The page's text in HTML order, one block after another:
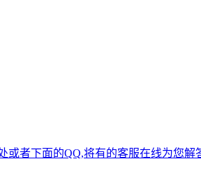
或者下面的QQ,将有的客服在线为您解